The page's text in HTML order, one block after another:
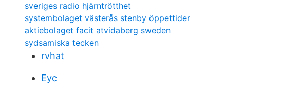
sveriges radio hjärntrötthet
systembolaget västerås stenby öppettider
aktiebolaget facit atvidaberg sweden
sydsamiska tecken
rvhat
Eyc